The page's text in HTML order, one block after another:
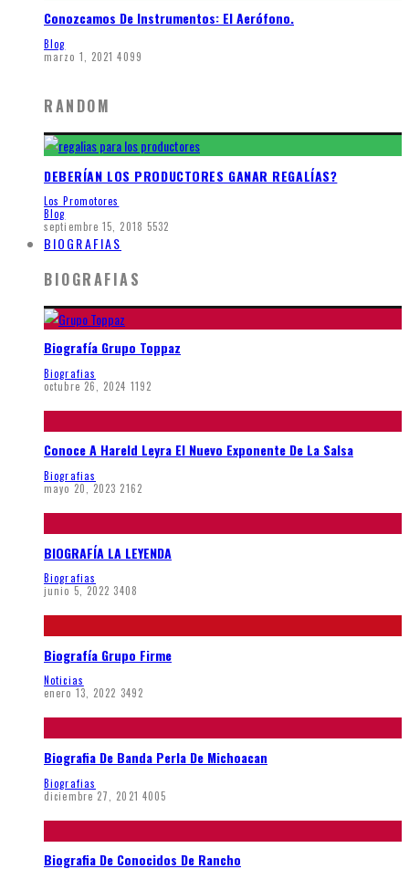
Conozcamos De Instrumentos: El Aerófono.
Blog
marzo 1, 2021 4099
RANDOM
DEBERÍAN LOS PRODUCTORES GANAR REGALÍAS?
Los Promotores
Blog
septiembre 15, 2018 5532
BIOGRAFIAS
BIOGRAFIAS
Biografía Grupo Toppaz
Biografias
octubre 26, 2024 1192
Conoce A Hareld Leyra El Nuevo Exponente De La Salsa
Biografias
mayo 20, 2023 2162
BIOGRAFÍA LA LEYENDA
Biografias
junio 5, 2022 3408
Biografía Grupo Firme
Noticias
enero 13, 2022 3492
Biografia De Banda Perla De Michoacan
Biografias
diciembre 27, 2021 4005
Biografia De Conocidos De Rancho